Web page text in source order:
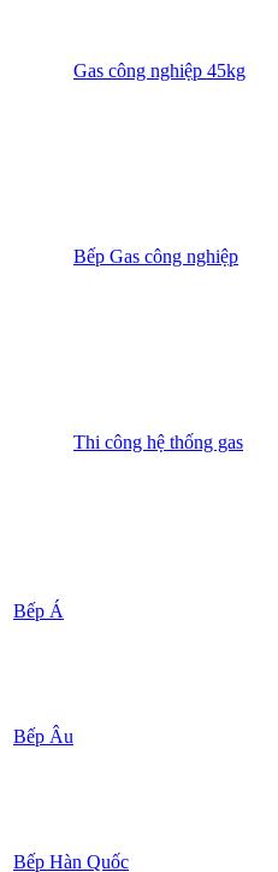
Gas công nghiệp 45kg
Bếp Gas công nghiệp
Thi công hệ thống gas
Bếp Á
Bếp Âu
Bếp Hàn Quốc